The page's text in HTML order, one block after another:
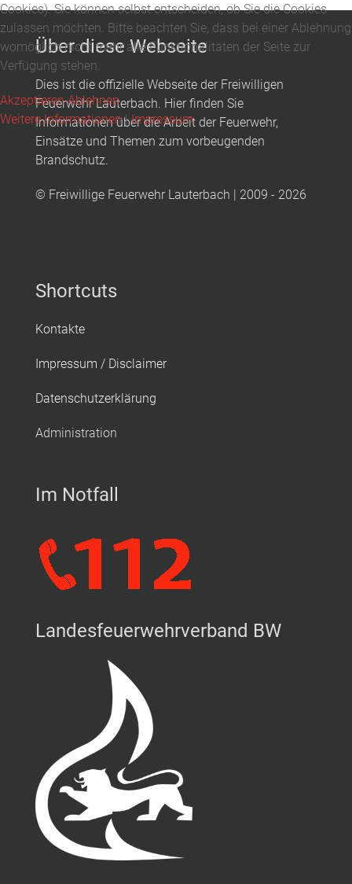
Über diese Webseite
Dies ist die offizielle Webseite der Freiwilligen
Feuerwehr Lauterbach. Hier finden Sie
Informationen über die Arbeit der Feuerwehr,
Einsätze und Themen zum vorbeugenden
Brandschutz.
© Freiwillige Feuerwehr Lauterbach | 2009 - 2026
Shortcuts
Kontakte
Impressum / Disclaimer
Datenschutzerklärung
Administration
Im Notfall
Landesfeuerwehrverband BW
Cookies). Sie können selbst entscheiden, ob Sie die Cookies
zulassen möchten. Bitte beachten Sie, dass bei einer Ablehnung
womöglich nicht mehr alle Funktionalitäten der Seite zur
Verfügung stehen.
Akzeptieren Ablehnen
Weitere Informationen|Impressum